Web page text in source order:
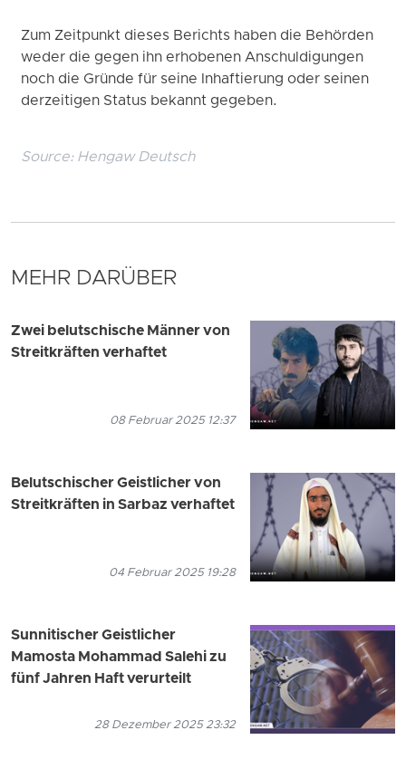
Zum Zeitpunkt dieses Berichts haben die Behörden
weder die gegen ihn erhobenen Anschuldigungen
noch die Gründe für seine Inhaftierung oder seinen
derzeitigen Status bekannt gegeben.
Source: Hengaw Deutsch
MEHR DARÜBER
Zwei belutschische Männer von
Streitkräften verhaftet
08 Februar 2025 12:37
Belutschischer Geistlicher von
Streitkräften in Sarbaz verhaftet
04 Februar 2025 19:28
Sunnitischer Geistlicher
Mamosta Mohammad Salehi zu
fünf Jahren Haft verurteilt
28 Dezember 2025 23:32